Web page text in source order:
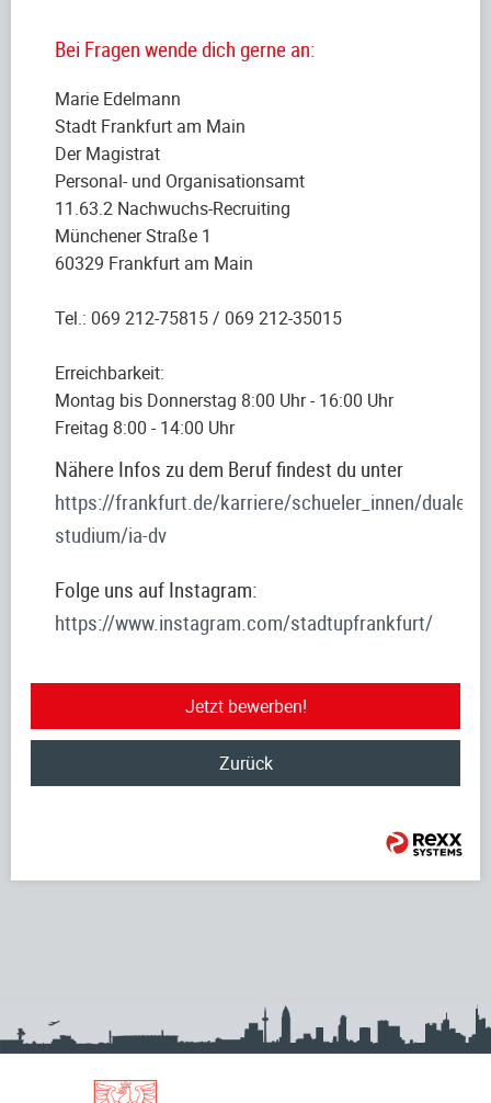
Bei Fragen wende dich gerne an:
Marie Edelmann
Stadt Frankfurt am Main
Der Magistrat
Personal- und Organisationsamt
11.63.2 Nachwuchs-Recruiting
Münchener Straße 1
60329 Frankfurt am Main
Tel.: 069 212-75815 / 069 212-35015
Erreichbarkeit:
Montag bis Donnerstag 8:00 Uhr - 16:00 Uhr
Freitag 8:00 - 14:00 Uhr
Nähere Infos zu dem Beruf findest du unter
https://frankfurt.de/karriere/schueler_innen/duales-
studium/ia-dv
Folge uns auf Instagram:
https://www.instagram.com/stadtupfrankfurt/
Jetzt bewerben!
Zurück